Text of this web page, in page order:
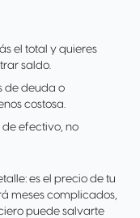
el total y quieres
saldo.
de deuda o
costosa.
efectivo, no
es el precio de tu
meses complicados,
puede salvarte